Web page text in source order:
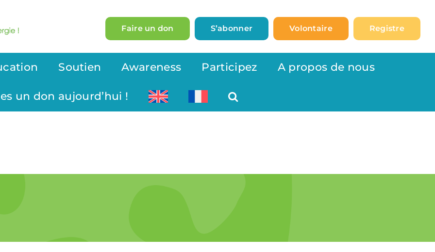
Faire un don S’abonner Volontaire Registre
Soutien Awareness Participez A propos de nous
un don aujourd’hui !